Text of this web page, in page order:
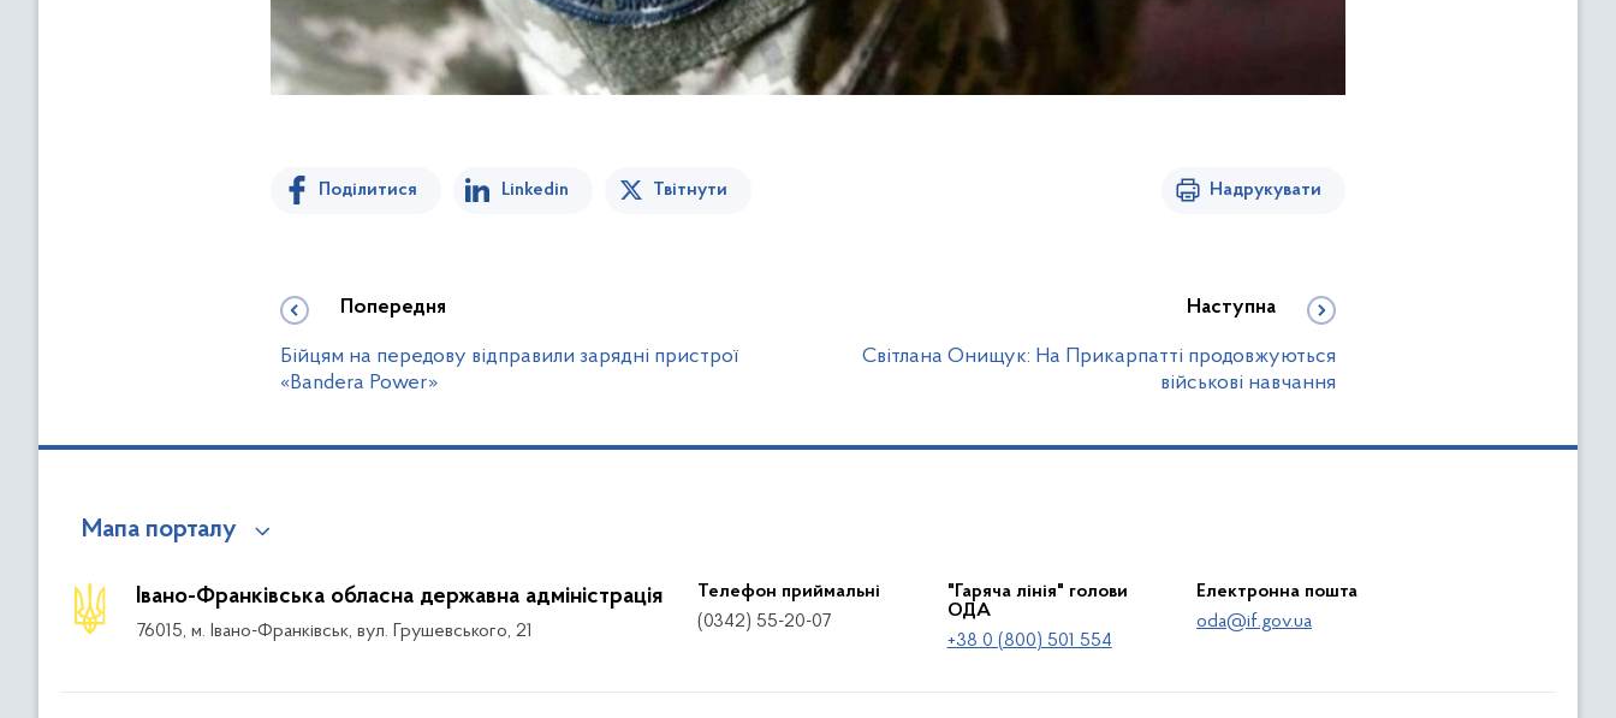
Поділитися Linkedin Твітнути Надрукувати
Попередня
Бійцям на передову відправили зарядні пристрої
«Bandera Power»
Наступна
Світлана Онищук: На Прикарпатті продовжуються
військові навчання
Мапа порталу
Івано-Франківська обласна державна адміністрація
76015, м. Івано-Франківськ, вул. Грушевського, 21
Телефон приймальні
(0342) 55-20-07
"Гаряча лінія" голови
ОДА
+38 0 (800) 501 554
Електронна пошта
oda@if.gov.ua